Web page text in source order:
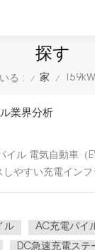
探す
る : / 家 /
業界分析
イル 電気自動車（
やすい充電インフ
政府の政策: EV
などの政府の政策は
ル
AC充電パイ
DC急速充電ステ